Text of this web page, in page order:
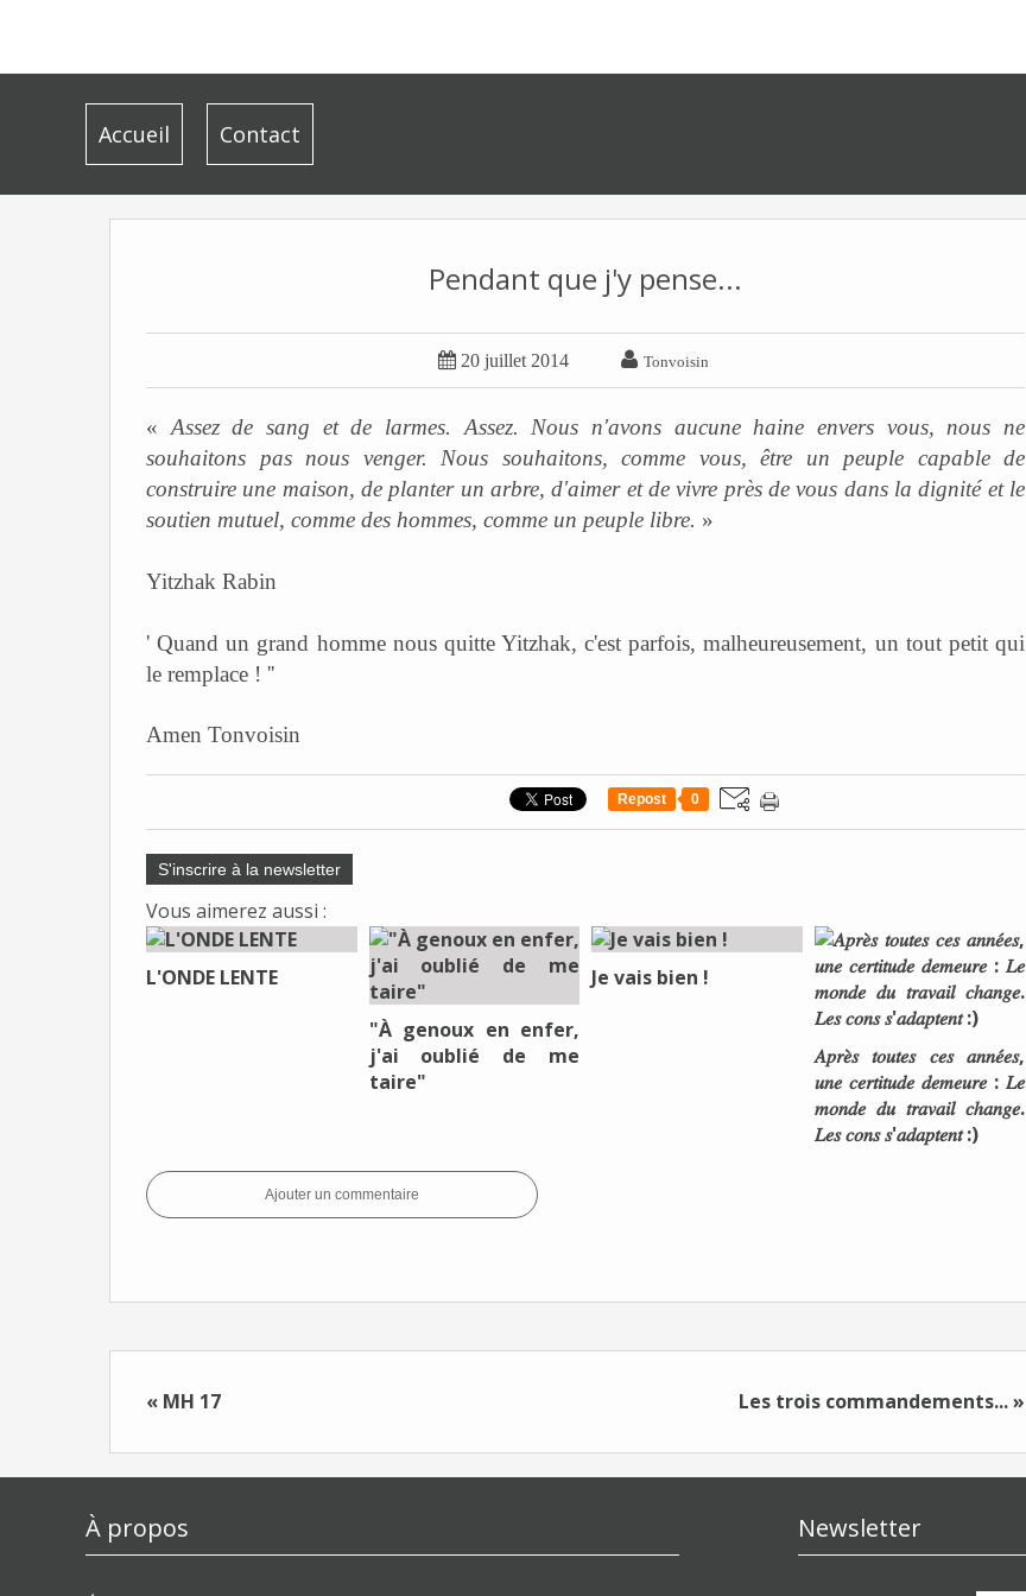
Accueil Contact
Pendant que j'y pense...
 20 juillet 2014  Tonvoisin
« Assez de sang et de larmes. Assez. Nous n'avons aucune haine envers vous, nous ne
souhaitons pas nous venger. Nous souhaitons, comme vous, être un peuple capable de
construire une maison, de planter un arbre, d'aimer et de vivre près de vous dans la dignité et le
soutien mutuel, comme des hommes, comme un peuple libre. »
Yitzhak Rabin
' Quand un grand homme nous quitte Yitzhak, c'est parfois, malheureusement, un tout petit qui
le remplace ! ''
Amen Tonvoisin
Repost 0
S'inscrire à la newsletter
Vous aimerez aussi :
L'ONDE LENTE
"À genoux en enfer,
j'ai oublié de me
taire"
Je vais bien !
𝐴𝑝𝑟𝑒̀𝑠 𝑡𝑜𝑢𝑡𝑒𝑠 𝑐𝑒𝑠 𝑎𝑛𝑛𝑒́𝑒𝑠,
𝑢𝑛𝑒 𝑐𝑒𝑟𝑡𝑖𝑡𝑢𝑑𝑒 𝑑𝑒𝑚𝑒𝑢𝑟𝑒 : 𝐿𝑒
𝑚𝑜𝑛𝑑𝑒 𝑑𝑢 𝑡𝑟𝑎𝑣𝑎𝑖𝑙 𝑐ℎ𝑎𝑛𝑔𝑒.
𝐿𝑒𝑠 𝑐𝑜𝑛𝑠 𝑠'𝑎𝑑𝑎𝑝𝑡𝑒𝑛𝑡 :)
Ajouter un commentaire
« MH 17 Les trois commandements... »
À propos Newsletter